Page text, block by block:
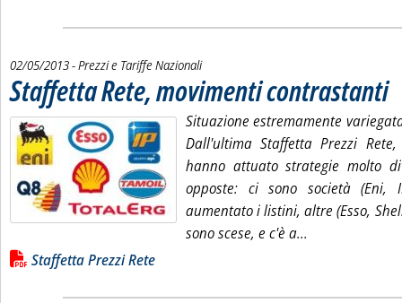
02/05/2013- Prezzi e Tariffe Nazionali
Staffetta Rete, movimenti contrastanti.
Situazione estremamente
Dall'ultima Staffetta Prezzi
hanno attuato strategie molto
opposte: ci sono società
aumentato i listini, altre (Esso,
sono scese, e c'è a...
Lista allegati PDF alla notizia
Staffetta Prezzi Rete